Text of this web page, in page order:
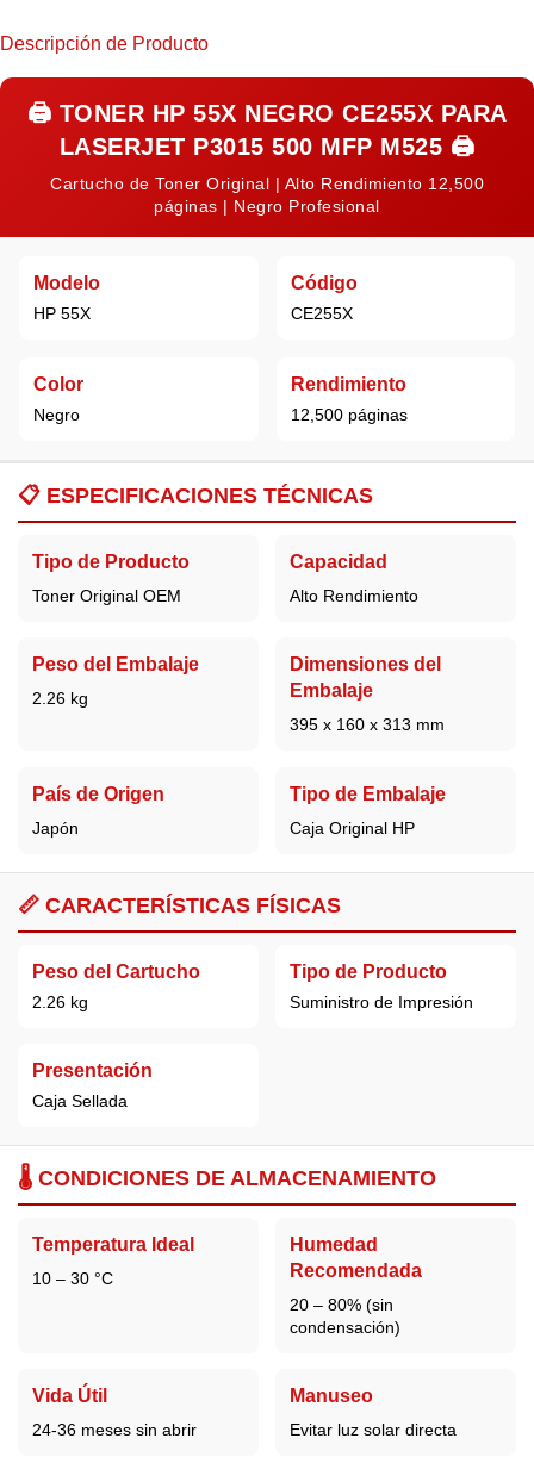
Descripción de Producto
🖨️ TONER HP 55X NEGRO CE255X PARA
LASERJET P3015 500 MFP M525 🖨️
Cartucho de Toner Original | Alto Rendimiento 12,500
páginas | Negro Profesional
Modelo
HP 55X
Código
CE255X
Color
Negro
Rendimiento
12,500 páginas
📋 ESPECIFICACIONES TÉCNICAS
Tipo de Producto
Toner Original OEM
Capacidad
Alto Rendimiento
Peso del Embalaje
2.26 kg
Dimensiones del
Embalaje
395 x 160 x 313 mm
País de Origen
Japón
Tipo de Embalaje
Caja Original HP
📏 CARACTERÍSTICAS FÍSICAS
Peso del Cartucho
2.26 kg
Tipo de Producto
Suministro de Impresión
Presentación
Caja Sellada
🌡️ CONDICIONES DE ALMACENAMIENTO
Temperatura Ideal
10 – 30 °C
Humedad
Recomendada
20 – 80% (sin
condensación)
Vida Útil
24-36 meses sin abrir
Manuseo
Evitar luz solar directa